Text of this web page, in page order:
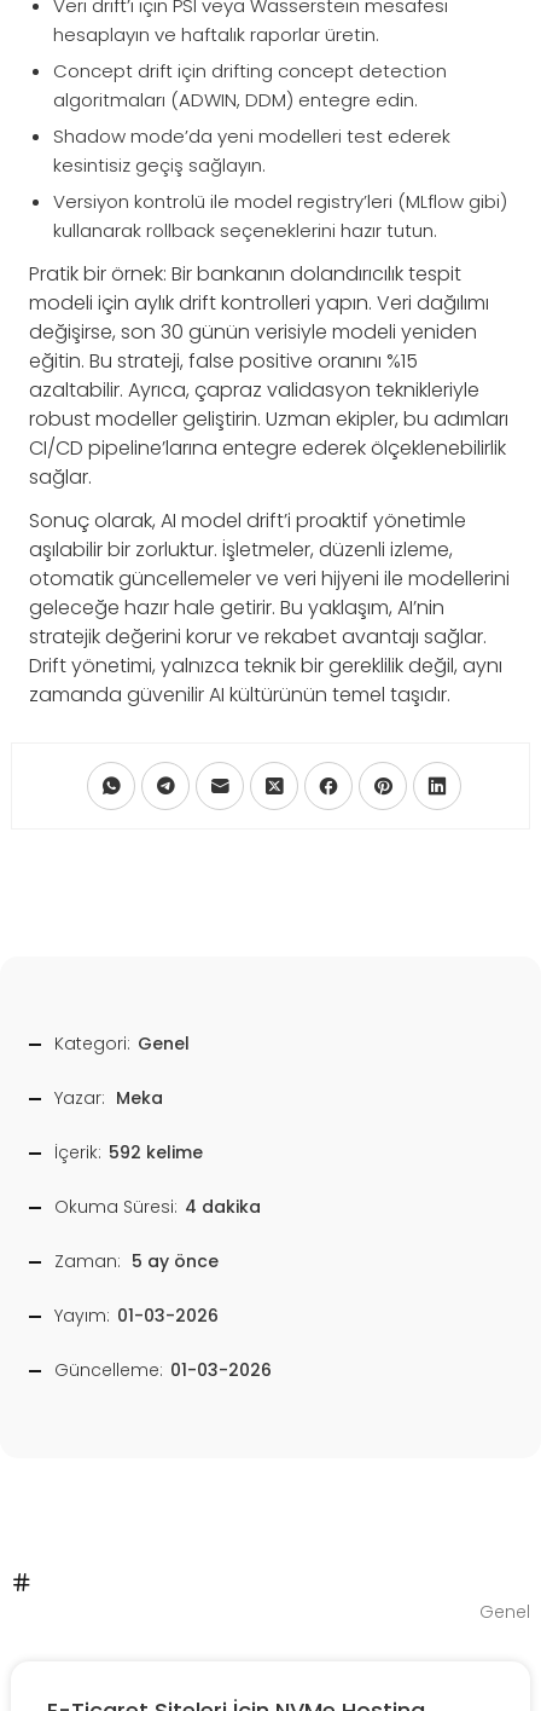
Veri drift’i için PSI veya Wasserstein mesafesi
hesaplayın ve haftalık raporlar üretin.
Concept drift için drifting concept detection
algoritmaları (ADWIN, DDM) entegre edin.
Shadow mode’da yeni modelleri test ederek
kesintisiz geçiş sağlayın.
Versiyon kontrolü ile model registry’leri (MLflow gibi)
kullanarak rollback seçeneklerini hazır tutun.
Pratik bir örnek: Bir bankanın dolandırıcılık tespit
modeli için aylık drift kontrolleri yapın. Veri dağılımı
değişirse, son 30 günün verisiyle modeli yeniden
eğitin. Bu strateji, false positive oranını %15
azaltabilir. Ayrıca, çapraz validasyon teknikleriyle
robust modeller geliştirin. Uzman ekipler, bu adımları
CI/CD pipeline’larına entegre ederek ölçeklenebilirlik
sağlar.
Sonuç olarak, AI model drift’i proaktif yönetimle
aşılabilir bir zorluktur. İşletmeler, düzenli izleme,
otomatik güncellemeler ve veri hijyeni ile modellerini
geleceğe hazır hale getirir. Bu yaklaşım, AI’nin
stratejik değerini korur ve rekabet avantajı sağlar.
Drift yönetimi, yalnızca teknik bir gereklilik değil, aynı
zamanda güvenilir AI kültürünün temel taşıdır.
Kategori: Genel
Yazar: Meka
İçerik: 592 kelime
Okuma Süresi: 4 dakika
Zaman: 5 ay önce
Yayım: 01-03-2026
Güncelleme: 01-03-2026
Genel